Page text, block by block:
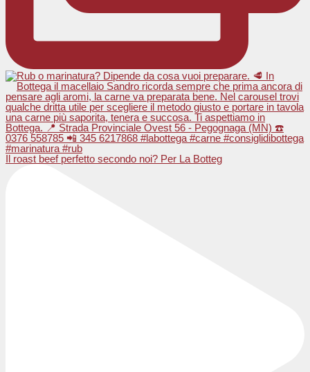
Il roast beef perfetto secondo noi? Per La Botteg